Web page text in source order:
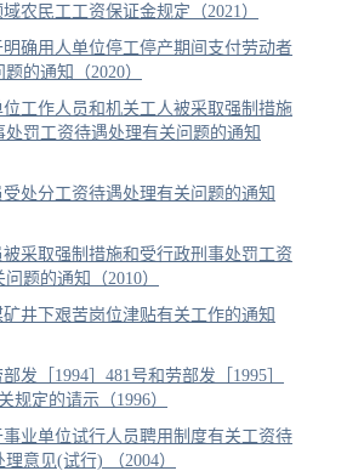
农民工工资保证金规定（2021）
确用人单位停工停产期间支付劳动者
的通知（2020）
位工作人员和机关工人被采取强制措施
处罚工资待遇处理有关问题的通知
处分工资待遇处理有关问题的通知
采取强制措施和受行政刑事处罚工资
题的通知（2010）
井下艰苦岗位津贴有关工作的通知
发［1994］481号和劳部发［1995］
规定的请示（1996）
事业单位试行人员聘用制度有关工资待
意见(试行) （2004）